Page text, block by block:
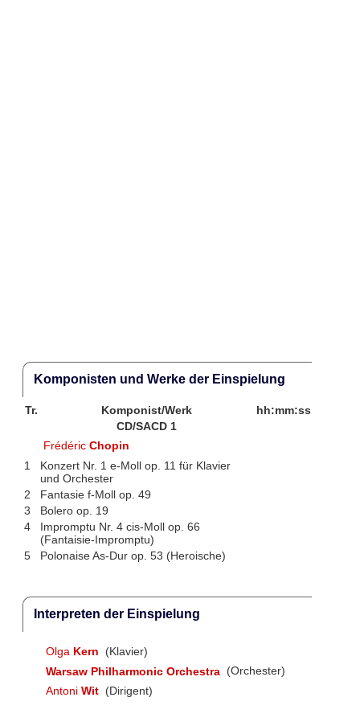
Komponisten und Werke der Einspielung
Tr. Komponist/Werk
hh:mm:ss
CD/SACD 1
FrédéricChopin
1
Konzert Nr. 1 e-Moll op. 11 für Klavier
und Orchester
2
Fantasie f-Moll op. 49
3
Bolero op. 19
4
Impromptu Nr. 4 cis-Moll op. 66
(Fantaisie-Impromptu)
5
Polonaise As-Dur op. 53 (Heroische)
Interpreten der Einspielung
Olga Kern
(Klavier)
Warsaw Philharmonic Orchestra (Orchester)
Antoni Wit (Dirigent)